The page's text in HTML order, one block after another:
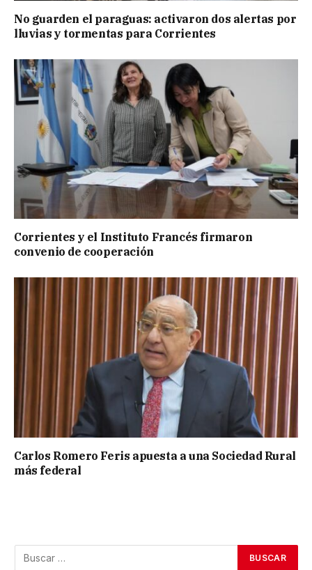
No guarden el paraguas: activaron dos alertas por
lluvias y tormentas para Corrientes
Corrientes y el Instituto Francés firmaron
convenio de cooperación
Carlos Romero Feris apuesta a una Sociedad Rural
más federal